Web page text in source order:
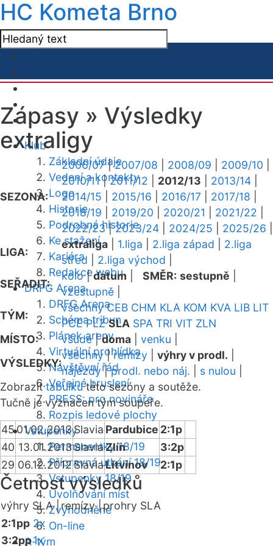
HC Kometa Brno
Klub
Základní údaje
Vedení a kontakty
Logo
Historie
Podrobná historie
Ke stažení
Kariéra
Redakce webu
DRFG Arena
DRFG Arena
Schéma tribun
Plánek areny
Virtuální prohlídka
Návštěvní řád
Veřejné bruslení
PRESS: pro novináře
Rozpis ledové plochy
Vstupenky
Permanentky 18/19
Přípravná utkání 18/19
Vstupenky 18/19
Uvolňování míst
Zvýhodněné
On-line
A-tým
Zápasy » Výsledky
extraligy
SEZONA:
2006/07|2007/08 2008/09 2009/10
2010/11|2011/12 2012/13 2013/14
2014/15
2015/16 2016/17 2017/18
2018/19
2019/20 2020/21 2021/22
2022/23|2023/24 2024/25 2025/26
LIGA:
extraliga 1.liga 2.liga západ
2.liga
střed
2.liga východ
SEŘADIT:
kolo|datum SMĚR: sestupně
vzestupně
TÝM:
všechny CEB CHM KLA KOM KVA LIB LIT
PCE PLZ SLA SPA TRI VIT ZLN
MÍSTO:
všude|doma venku
VÝSLEDKY:
všechny|remízy výhry v prodl.
nájezdy|prodl. nebo náj. s nulou
Zobrazittabulkutéto sezóny a soutěže.
Tučně je vyznačen tým soupeře.
4501.02.2013Slavia Pardubice 2:1p
40 13.01.2013SlaviaZlín
3:2p
29 06.12.2012SlaviaLitvínov 2:1p
Četnost výsledků
výhry SLA | remízy |prohry SLA
2:1pp 2x
3:2pp1x